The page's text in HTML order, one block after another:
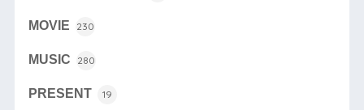
MOVIE 230
MUSIC 280
PRESENT 19